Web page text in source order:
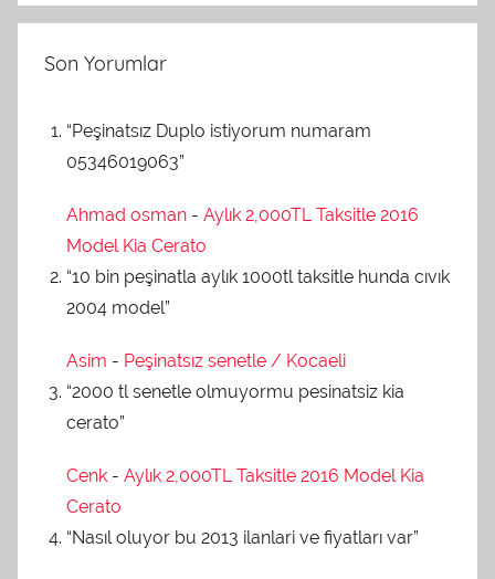
Son Yorumlar
“Peşinatsız Duplo istiyorum numaram
05346019063”
Ahmad osman - Aylık 2,000TL Taksitle 2016
Model Kia Cerato
“10 bin peşinatla aylık 1000tl taksitle hunda cıvık
2004 model”
Asim - Peşinatsız senetle / Kocaeli
“2000 tl senetle olmuyormu pesinatsiz kia
cerato”
Cenk - Aylık 2,000TL Taksitle 2016 Model Kia
Cerato
“Nasıl oluyor bu 2013 ilanlari ve fiyatları var”